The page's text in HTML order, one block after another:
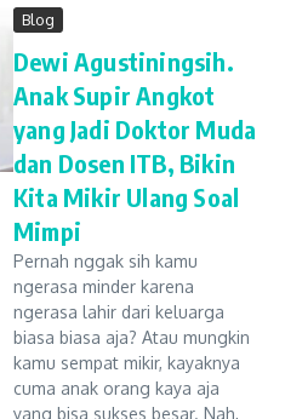
Blog
Dewi Agustiningsih.
Anak Supir Angkot
yang Jadi Doktor Muda
dan Dosen ITB, Bikin
Kita Mikir Ulang Soal
Mimpi
Pernah nggak sih kamu
ngerasa minder karena
ngerasa lahir dari keluarga
biasa biasa aja? Atau mungkin
kamu sempat mikir, kayaknya
cuma anak orang kaya aja
yang bisa sukses besar. Nah,